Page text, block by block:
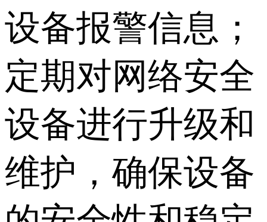
设备报警信息；
定期对网络安全
设备进行升级和
维护，确保设备